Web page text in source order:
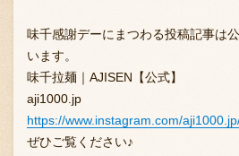
味千感謝デーにまつわる投稿記事は
います。
味千拉麺｜AJISEN【公式】
aji1000.jp
https://www.instagram.com/
ぜひご覧ください♪